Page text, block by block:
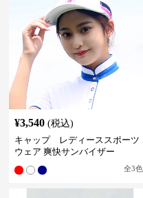
¥3,540 (税込)
キャップ レディーススポーツ
ウェア 爽快サンバイザー
全3色